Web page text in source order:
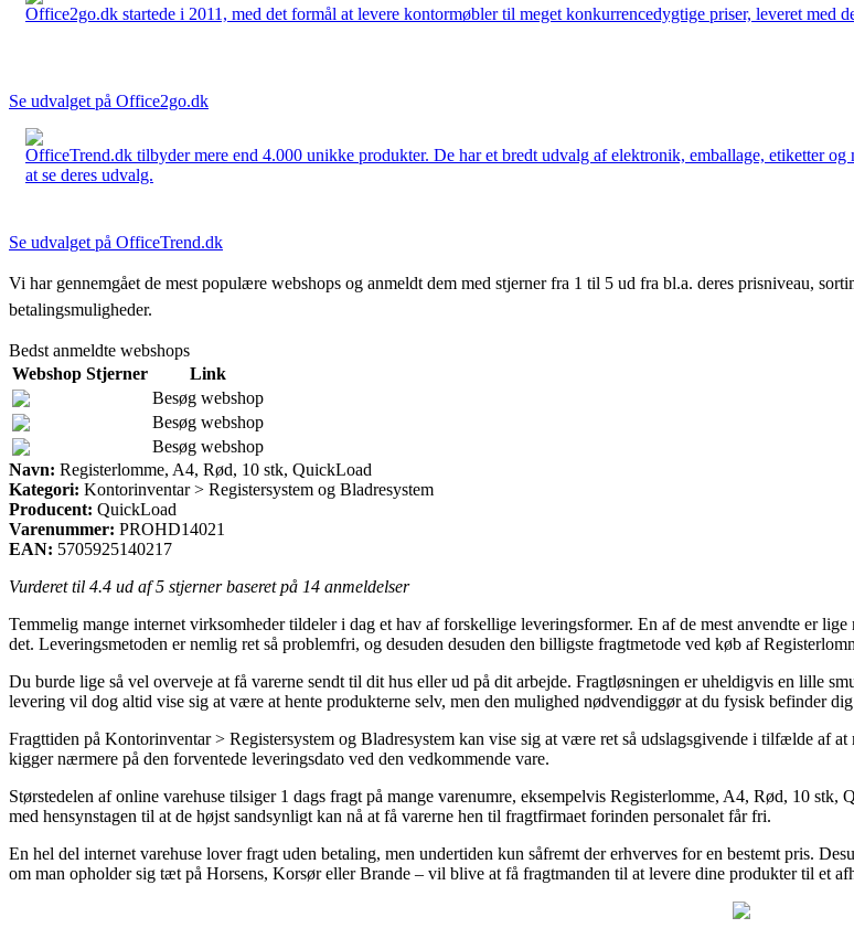
Office2go.dk startede i 2011, med det formål at levere kontormøbler til meget konkurrencedygtige priser, leveret med
Se udvalget på Office2go.dk
OfficeTrend.dk tilbyder mere end 4.000 unikke produkter. De har et bredt udvalg af elektronik, emballage, etiketter
at se deres udvalg.
Se udvalget på OfficeTrend.dk
Vi har gennemgået de mest populære webshops og anmeldt dem med stjerner fra 1 til 5 ud fra bl.a. deres prisniveau,
betalingsmuligheder.
Bedst anmeldte webshops
Webshop Stjerner
Link
Besøg webshop
Besøg webshop
Besøg webshop
Navn: Registerlomme, A4, Rød, 10 stk, QuickLoad
Kategori: Kontorinventar > Registersystem og Bladresystem
Producent: QuickLoad
Varenummer: PROHD14021
EAN: 5705925140217
Vurderet til 4.4 ud af 5 stjerner baseret på 14 anmeldelser
Temmelig mange internet virksomheder tildeler i dag et hav af forskellige leveringsformer. En af de mest anvendte er
det. Leveringsmetoden er nemlig ret så problemfri, og desuden desuden den billigste fragtmetode ved køb af
Du burde lige så vel overveje at få varerne sendt til dit hus eller ud på dit arbejde. Fragtløsningen er uheldigvis en lille
levering vil dog altid vise sig at være at hente produkterne selv, men den mulighed nødvendiggør at du fysisk befinder
Fragttiden på Kontorinventar > Registersystem og Bladresystem kan vise sig at være ret så udslagsgivende i tilfælde af
kigger nærmere på den forventede leveringsdato ved den vedkommende vare.
Størstedelen af online varehuse tilsiger 1 dags fragt på mange varenumre, eksempelvis Registerlomme, A4, Rød, 10
med hensynstagen til at de højst sandsynligt kan nå at få varerne hen til fragtfirmaet forinden personalet får fri.
En hel del internet varehuse lover fragt uden betaling, men undertiden kun såfremt der erhverves for en bestemt pris.
om man opholder sig tæt på Horsens, Korsør eller Brande – vil blive at få fragtmanden til at levere dine produkter til et